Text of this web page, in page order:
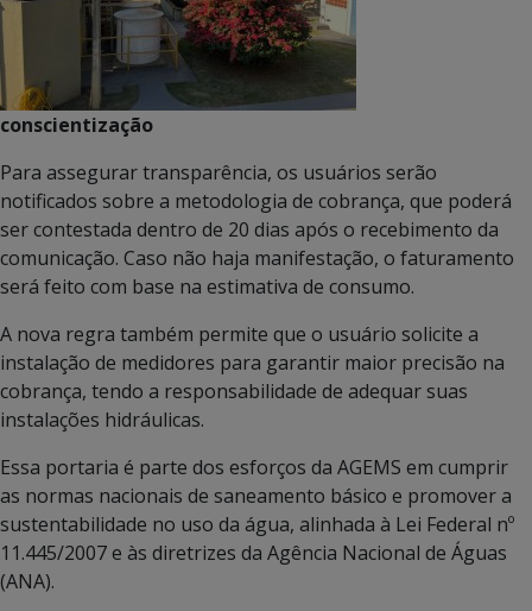
conscientização
Para assegurar transparência, os usuários serão
notificados sobre a metodologia de cobrança, que poderá
ser contestada dentro de 20 dias após o recebimento da
comunicação. Caso não haja manifestação, o faturamento
será feito com base na estimativa de consumo.
A nova regra também permite que o usuário solicite a
instalação de medidores para garantir maior precisão na
cobrança, tendo a responsabilidade de adequar suas
instalações hidráulicas.
Essa portaria é parte dos esforços da AGEMS em cumprir
as normas nacionais de saneamento básico e promover a
sustentabilidade no uso da água, alinhada à Lei Federal nº
11.445/2007 e às diretrizes da Agência Nacional de Águas
(ANA).